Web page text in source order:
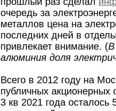
очередь за
металлов цена на
последних дней в
привлекает внимание. (В
алюминия доля
Всего в 2012 году на
публичных акционерных
3 кв 2021 года